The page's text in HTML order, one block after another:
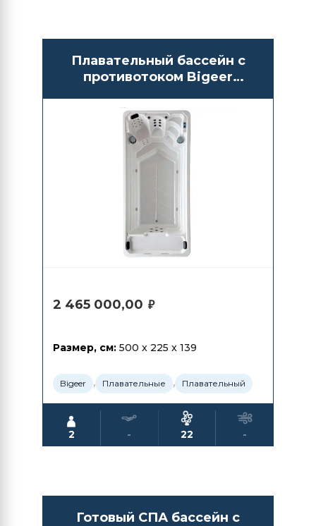
Плавательный бассейн с
противотоком Bigeer
2 465 000,00 ₽
Размер, см: 500 x 225 x 139
Bigeer , Плавательные , Плавательный
2 - 22 -
Готовый СПА бассейн с